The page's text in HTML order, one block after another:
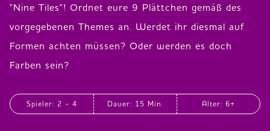
"Nine Tiles"! Ordnet eure 9 Plättchen gemäß des
vorgegebenen Themes an. Werdet ihr diesmal auf
Formen achten müssen? Oder werden es doch
Farben sein?
Spieler: 2 - 4 Dauer: 15 Min. Alter: 6+